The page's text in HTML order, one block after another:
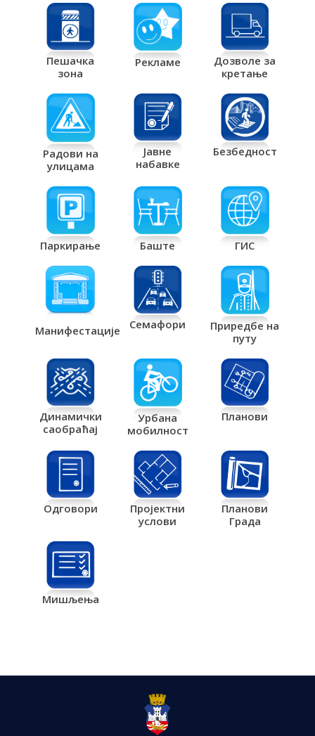
Пешачка
зона
Рекламе
Дозволе за
кретање
Радови на
улицама
Јавне
набавке
Безбедност
Паркирање Баште ГИС
Манифестације Семафори
Приредбе на
путу
Динамички
саобраћај
Урбана
мобилност
Планови
Одговори
Пројектни
услови
Планови
Града
Мишљења